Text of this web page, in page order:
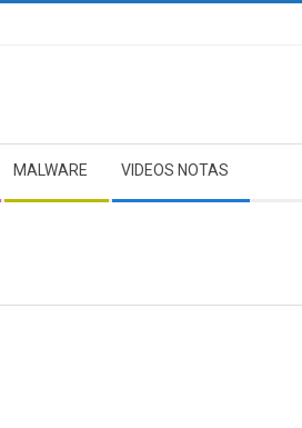
MALWARE VIDEOS NOTAS